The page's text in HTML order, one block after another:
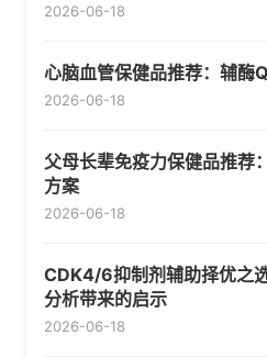
2026-06-18
心脑血管保健品推荐：辅酶
2026-06-18
父母长辈免疫力保健品推
方案
2026-06-18
CDK4/6抑制剂辅助择优之
分析带来的启示
2026-06-18